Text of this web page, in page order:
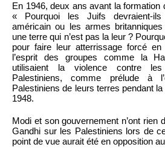
En 1946, deux ans avant la formation
« Pourquoi les Juifs devraient-ils
américain ou les armes
une terre qui n’est pas la leur ?
pour faire leur atterrissage forcé
l’esprit des groupes comme la
utilisaient la violence contre
Palestiniens, comme prélude à
Palestiniens de leurs terres pendant
1948.
Modi et son gouvernement n’ont rien
Gandhi sur les Palestiniens lors de
point de vue aurait été en opposition